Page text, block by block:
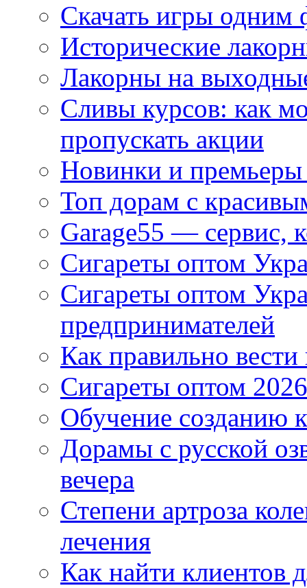
Скачать игры одним
Исторические
Лакорны на
Сливы курсов: как
пропускать акции
Новинки и
Топ дорам с
Garage55 — сервис,
Сигареты оптом
Сигареты оптом
предпринимателей
Как правильно
Сигареты оптом
Обучение созданию
Дорамы с русской
вечера
Степени артроза
лечения
Как найти клиентов